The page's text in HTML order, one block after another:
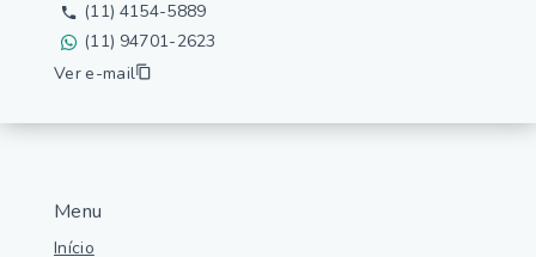
Menu
Início
(11) 4154-5889
(11) 94701-2623
Ver e-mail